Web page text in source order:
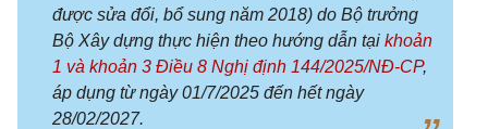
được sửa đổi, bổ sung năm 2018) do Bộ trưởng
Bộ Xây dựng thực hiện theo hướng dẫn tại khoản
1 và khoản 3 Điều 8 Nghị định 144/2025/NĐ-CP,
áp dụng từ ngày 01/7/2025 đến hết ngày
28/02/2027.